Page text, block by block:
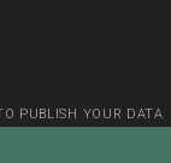
PUBLISH YOUR DATA